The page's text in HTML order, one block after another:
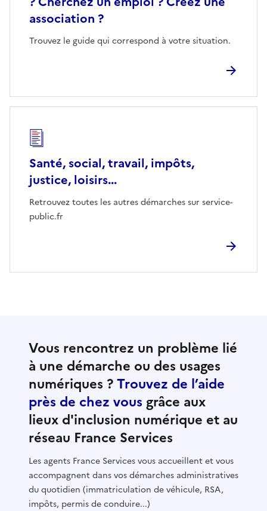
association ?
Trouvez le guide qui correspond à votre situation.
Santé, social, travail, impôts,
justice, loisirs...
Retrouvez toutes les autres démarches sur service-
public.fr
Vous rencontrez un problème lié
à une démarche ou des usages
numériques ?Trouvez de l’aide
près de chez vous grâce aux
lieux d'inclusion numérique et au
réseau France Services
Les agents France Services vous accueillent et vous
accompagnent dans vos démarches administratives
du quotidien (immatriculation de véhicule, RSA,
impôts, permis de conduire...)